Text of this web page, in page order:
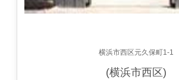
横浜市西区元久保町1-1
(横浜市西区)